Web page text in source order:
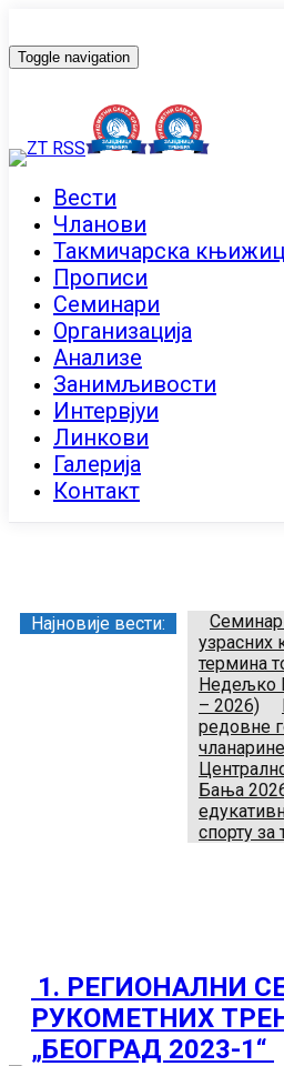
Toggle navigation
Вести
Чланови
Такмичарска
Прописи
Семинари
Организација
Анализе
Занимљивости
Интервјуи
Линкови
Галерија
Контакт
Најновије вести:
Семинар
узрасних
термина
Недељко
– 2026)
редовне
чланарине
Бања
спорту за
1. РЕГИОНАЛНИ
РУКОМЕТНИХ
„БЕОГРАД 2023-1“